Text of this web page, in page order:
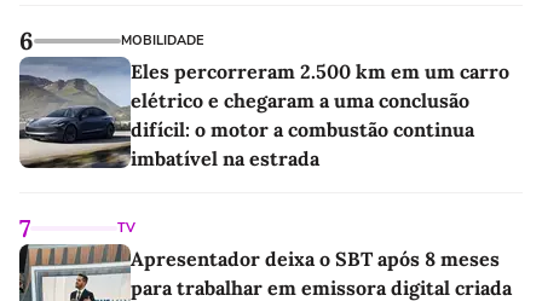
6 MOBILIDADE
Eles percorreram 2.500 km em um carro
elétrico e chegaram a uma conclusão
difícil: o motor a combustão continua
imbatível na estrada
7 TV
Apresentador deixa o SBT após 8 meses
para trabalhar em emissora digital criada